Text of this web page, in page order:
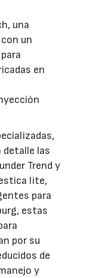
una
un
en
las
Trend y
lite,
para
estas
por su
de
y